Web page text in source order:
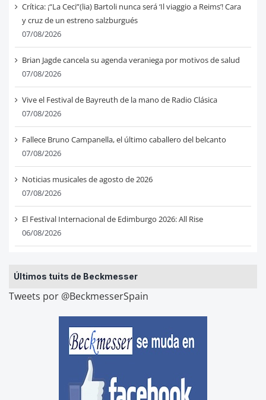
Crítica: ¡“La Ceci”(lia) Bartoli nunca será ‘Il viaggio a Reims’! Cara
y cruz de un estreno salzburgués
07/08/2026
Brian Jagde cancela su agenda veraniega por motivos de salud
07/08/2026
Vive el Festival de Bayreuth de la mano de Radio Clásica
07/08/2026
Fallece Bruno Campanella, el último caballero del belcanto
07/08/2026
Noticias musicales de agosto de 2026
07/08/2026
El Festival Internacional de Edimburgo 2026: All Rise
06/08/2026
Últimos tuits de Beckmesser
Tweets por @BeckmesserSpain